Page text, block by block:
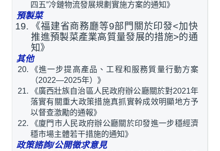
四五”冷鏈物流發展規劃實施方案的通知》
預製菜
《福建省商務廳等9部門關於印發<加快
推進預製菜產業高質量發展的措施>的通
知》
其他
《進一步提高產品、工程和服務質量行動方案
（2022—2025年）》
《廣西壯族自治區人民政府辦公廳關於對2021年
落實有關重大政策措施真抓實幹成效明顯地方予
以督查激勵的通報》
《廈門市人民政府辦公廳關於印發進一步穩經濟
穩市場主體若干措施的通知》
政策諮詢/公開徵求意見